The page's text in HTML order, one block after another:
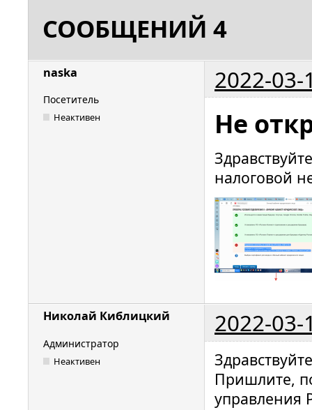
СООБЩЕНИЙ 4
naska 2022-03-
Посетитель
Неактивен Не
налоговой
Николай Киблицкий 2022-03-
Администратор
Неактивен
Пришлите,
управления